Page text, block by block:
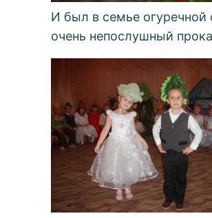
И был в семье огуречной
очень непослушный